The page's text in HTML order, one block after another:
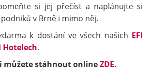
si jej přečíst a naplánujte si
v Brně i mimo něj.
k dostání ve všech našich EFI
Hotelech.
můžete stáhnout onlineZDE.